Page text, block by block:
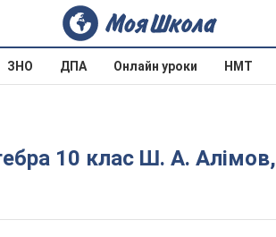
ЗНО ДПА Онлайн уроки НМТ
10 клас Ш. А. Алімов,